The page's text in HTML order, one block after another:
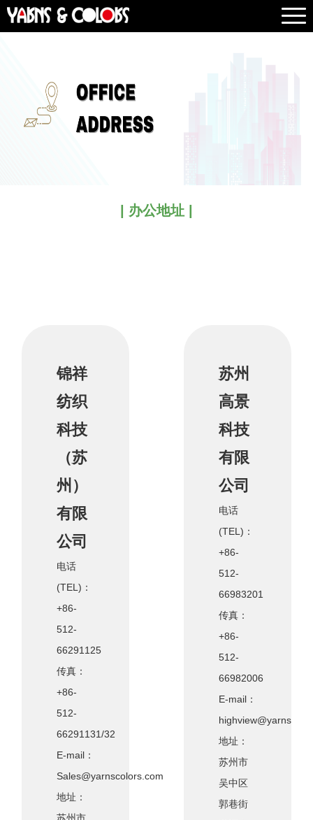
| 办公地址 |
锦祥
纺织
科技
（苏
州）
有限
公司
电话
(TEL)：
+86-
512-
66291125
传真：
+86-
512-
66291131/32
E-mail：
Sales@yarnscolors.com
地址：
苏州
高景
科技
有限
公司
电话
(TEL)：
+86-
512-
66983201
传真：
+86-
512-
66982006
E-mail：
地址：
苏州市
吴中区
郭巷街